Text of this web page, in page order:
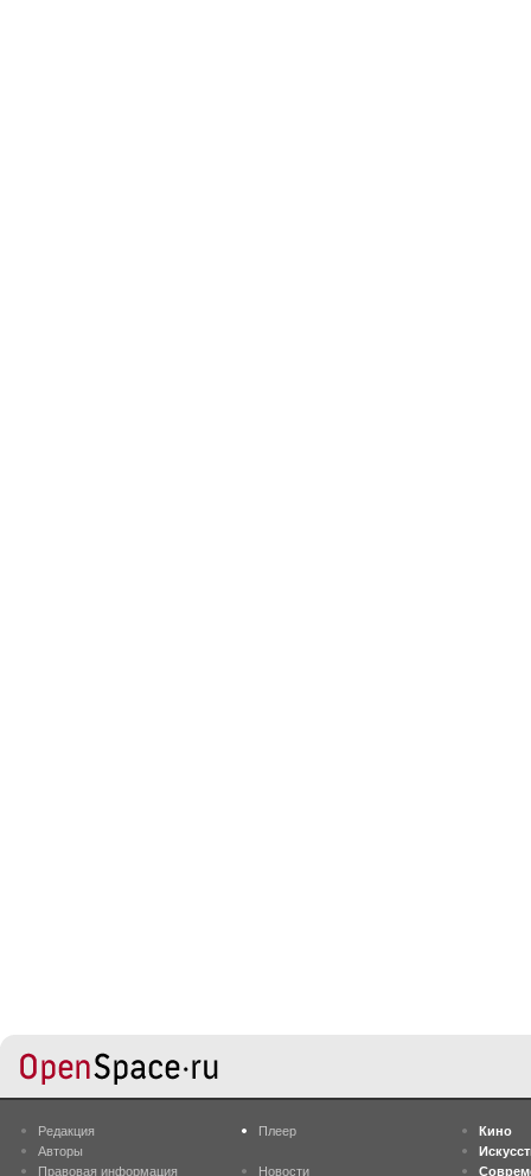
Редакция
Авторы
Правовая информация
Плеер
Новости
Кино